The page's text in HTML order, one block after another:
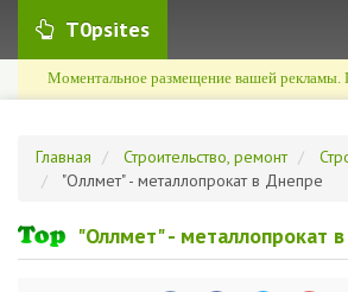
T0psites
Моментальное размещение вашей рекламы.
Главная
Строительство, ремонт
"Оллмет" - металлопрокат в Днепре
"Оллмет" - металлопрокат